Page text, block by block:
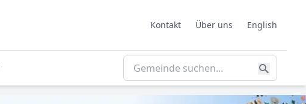
Kontakt Über uns English